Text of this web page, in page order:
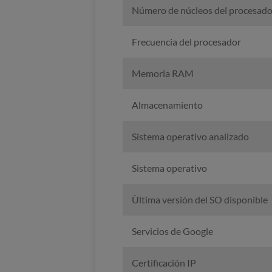
Número de núcleos del
Frecuencia del procesador
Memoria RAM
Almacenamiento
Sistema operativo analizado
Sistema operativo
Ùltima versión del SO disponible
Servicios de Google
Certificación IP